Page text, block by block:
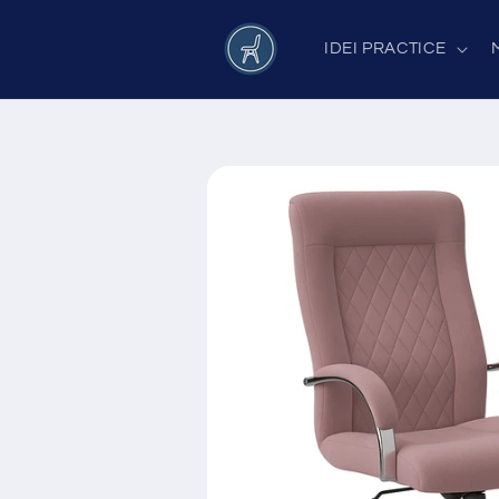
IDEI PRACTICE
despre
produs